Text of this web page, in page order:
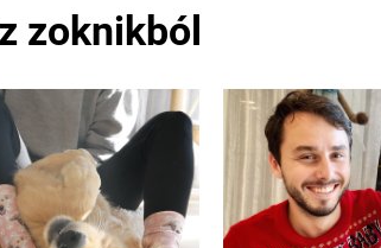
zoknikból